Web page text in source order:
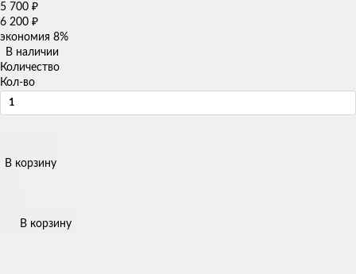
5 700 ₽
6 200 ₽
экономия 8%
В наличии
Количество
Кол-во
В корзину
В корзину